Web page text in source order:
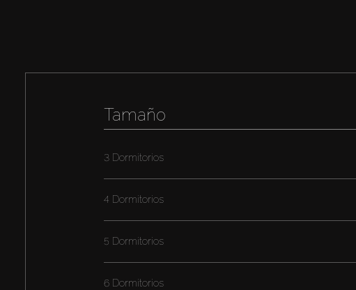
Tamaño
3 Dormitorios
4 Dormitorios
5 Dormitorios
6 Dormitorios